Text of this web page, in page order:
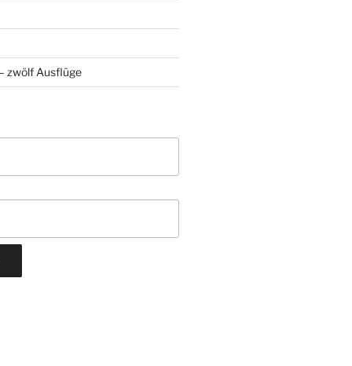
zwölf Ausflüge